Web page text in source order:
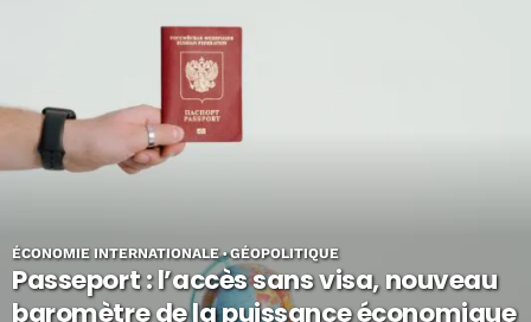
Passeport : l’accès sans visa, nouveau
baromètre de la puissance économique
ÉCONOMIE INTERNATIONALE GÉOPOLITIQUE